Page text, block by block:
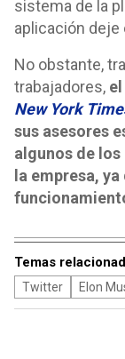
sistema de la
aplicación deje
No obstante,
trabajadores,
New York
sus asesores
algunos de los
la empresa,
Temas
Twitter Elon